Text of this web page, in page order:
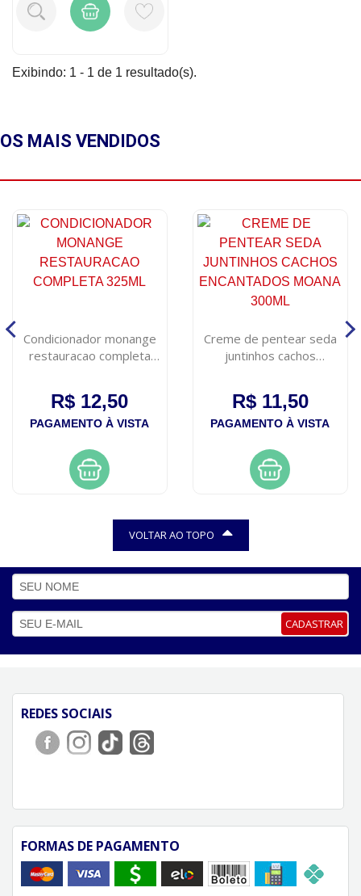
Exibindo: 1 - 1 de 1 resultado(s).
OS MAIS VENDIDOS
Condicionador monange
restauracao completa
R$ 12,50
PAGAMENTO À VISTA
Creme de pentear seda
juntinhos cachos
R$ 11,50
PAGAMENTO À VISTA
VOLTAR AO TOPO
CADASTRAR
REDES SOCIAIS
FORMAS DE PAGAMENTO